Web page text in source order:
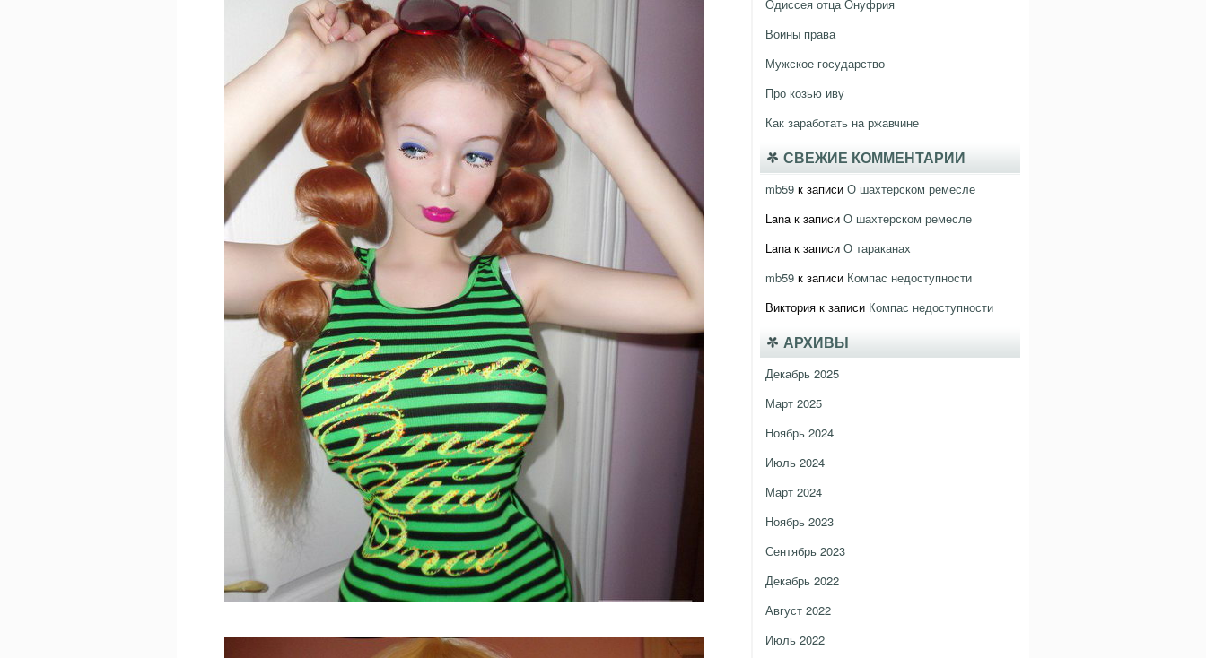
Одиссея отца Онуфрия
Воины права
Мужское государство
Про козью иву
Как заработать на ржавчине
СВЕЖИЕ КОММЕНТАРИИ
mb59 к записи О шахтерском ремесле
Lana к записи О шахтерском ремесле
Lana к записи О тараканах
mb59 к записи Компас недоступности
Виктория к записи Компас недоступности
АРХИВЫ
Декабрь 2025
Март 2025
Ноябрь 2024
Июль 2024
Март 2024
Ноябрь 2023
Сентябрь 2023
Декабрь 2022
Август 2022
Июль 2022